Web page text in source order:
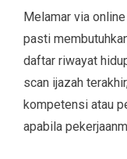
Melamar via
pasti
daftar riwayat
scan ijazah
kompetensi atau
apabila